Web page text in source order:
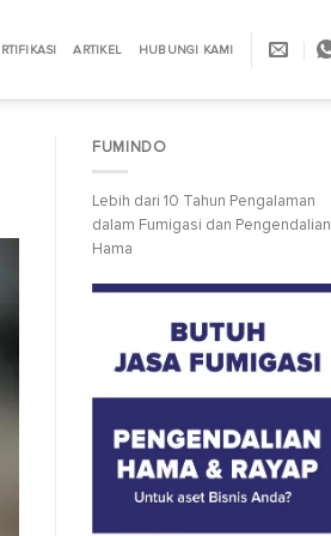
ARTIKEL HUBUNGI KAMI
FUMINDO
Lebih dari 10 Tahun Pengalaman
dalam Fumigasi dan Pengendalian
Hama